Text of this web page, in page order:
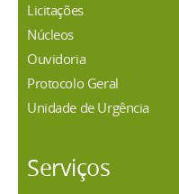
Licitações
Núcleos
Ouvidoria
Protocolo Geral
Unidade de Urgência
Serviços